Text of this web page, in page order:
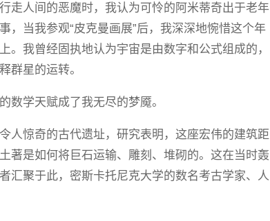
走人间的恶魔时，我认为可怜的阿米蒂奇出于老年
，当我参观“皮克曼画展”后，我深深地惋惜这个年
。我曾经固执地认为宇宙是由数字和公式组成的，
群星的运转。
数学天赋成了我无尽的梦魇。
人惊奇的古代遗址，研究表明，这座宏伟的建筑距
著是如何将巨石运输、雕刻、堆砌的。这在当时轰
汇聚于此，密斯卡托尼克大学的数名考古学家、人